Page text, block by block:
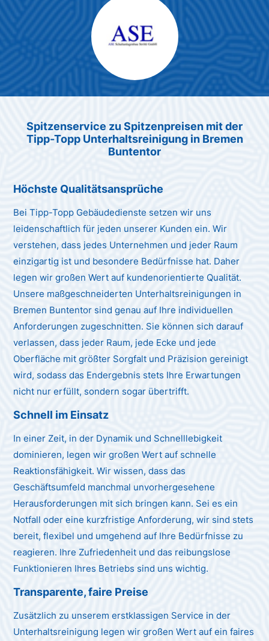
Max Mustermann
Spitzenservice zu Spitzenpreisen mit der
Tipp-Topp Unterhaltsreinigung in Bremen
Buntentor
Höchste Qualitätsansprüche
Bei Tipp-Topp Gebäudedienste setzen wir uns
leidenschaftlich für jeden unserer Kunden ein. Wir
verstehen, dass jedes Unternehmen und jeder Raum
einzigartig ist und besondere Bedürfnisse hat. Daher
legen wir großen Wert auf kundenorientierte Qualität.
Unsere maßgeschneiderten Unterhaltsreinigungen in
Bremen Buntentor sind genau auf Ihre individuellen
Anforderungen zugeschnitten. Sie können sich darauf
verlassen, dass jeder Raum, jede Ecke und jede
Oberfläche mit größter Sorgfalt und Präzision gereinigt
wird, sodass das Endergebnis stets Ihre Erwartungen
nicht nur erfüllt, sondern sogar übertrifft.
Schnell im Einsatz
In einer Zeit, in der Dynamik und Schnelllebigkeit
dominieren, legen wir großen Wert auf schnelle
Reaktionsfähigkeit. Wir wissen, dass das
Geschäftsumfeld manchmal unvorhergesehene
Herausforderungen mit sich bringen kann. Sei es ein
Notfall oder eine kurzfristige Anforderung, wir sind stets
bereit, flexibel und umgehend auf Ihre Bedürfnisse zu
reagieren. Ihre Zufriedenheit und das reibungslose
Funktionieren Ihres Betriebs sind uns wichtig.
Transparente, faire Preise
Zusätzlich zu unserem erstklassigen Service in der
Unterhaltsreinigung legen wir großen Wert auf ein faires